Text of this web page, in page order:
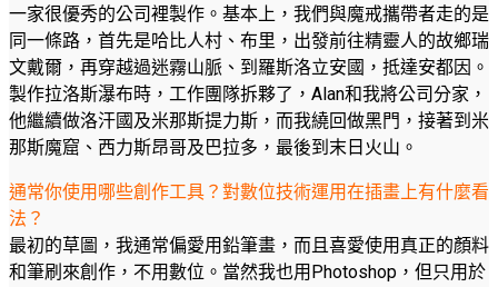
一家很優秀的公司裡製作。基本上，我們與魔戒攜帶者走的是
同一條路，首先是哈比人村、布里，出發前往精靈人的故鄉瑞
文戴爾，再穿越過迷霧山脈、到羅斯洛立安國，抵達安都因。
製作拉洛斯瀑布時，工作團隊拆夥了，Alan和我將公司分家，
他繼續做洛汗國及米那斯提力斯，而我繞回做黑門，接著到米
那斯魔窟、西力斯昂哥及巴拉多，最後到末日火山。
通常你使用哪些創作工具？對數位技術運用在插畫上有什麼看
法？
最初的草圖，我通常偏愛用鉛筆畫，而且喜愛使用真正的顏料
和筆刷來創作，不用數位。當然我也用Photoshop，但只用於